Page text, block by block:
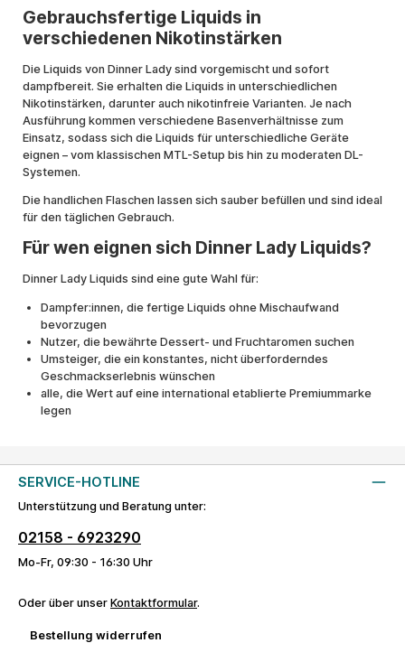
Gebrauchsfertige Liquids in
verschiedenen Nikotinstärken
Die Liquids von Dinner Lady sind vorgemischt und sofort
dampfbereit. Sie erhalten die Liquids in unterschiedlichen
Nikotinstärken, darunter auch nikotinfreie Varianten. Je nach
Ausführung kommen verschiedene Basenverhältnisse zum
Einsatz, sodass sich die Liquids für unterschiedliche Geräte
eignen – vom klassischen MTL-Setup bis hin zu moderaten DL-
Systemen.
Die handlichen Flaschen lassen sich sauber befüllen und sind ideal
für den täglichen Gebrauch.
Für wen eignen sich Dinner Lady Liquids?
Dinner Lady Liquids sind eine gute Wahl für:
Dampfer:innen, die fertige Liquids ohne Mischaufwand
bevorzugen
Nutzer, die bewährte Dessert- und Fruchtaromen suchen
Umsteiger, die ein konstantes, nicht überforderndes
Geschmackserlebnis wünschen
alle, die Wert auf eine international etablierte Premiummarke
legen
SERVICE-HOTLINE
Unterstützung und Beratung unter:
02158 - 6923290
Mo-Fr, 09:30 - 16:30 Uhr
Oder über unser Kontaktformular.
Bestellung widerrufen